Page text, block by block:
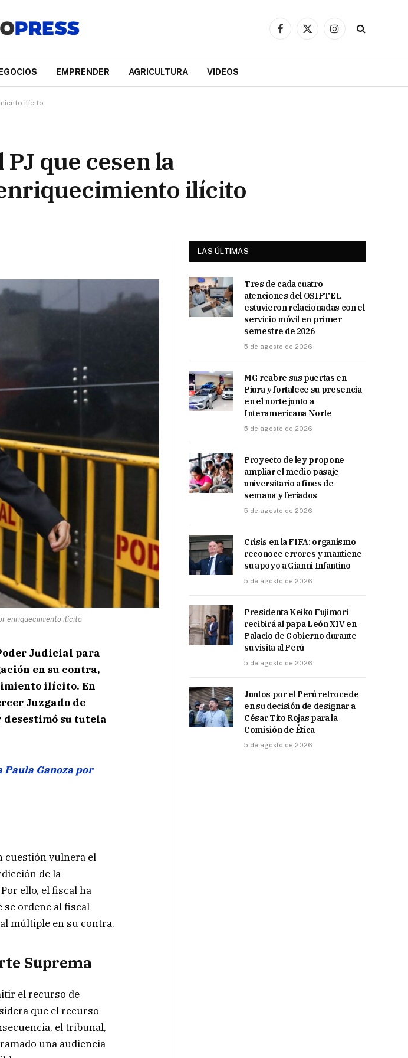
Facebook
X
Instagram
EMPRENDER AGRICULTURA VIDEOS
ilícito
que cesen la
ilícito
enriquecimiento ilícito
Judicial para
en su contra,
ilícito. En
Juzgado de
su tutela
Ganoza por
cuestión vulnera el
de la
ello, el fiscal ha
se ordene al fiscal
múltiple en su contra.
Suprema
el recurso de
que el recurso
el tribunal,
una audiencia
LAS ÚLTIMAS
Tres de cada cuatro
atenciones del OSIPTEL
estuvieron relacionadas con el
servicio móvil en primer
semestre de 2026
5 de agosto de 2026
MG reabre sus puertas en
Piura y fortalece su presencia
en el norte junto a
Interamericana Norte
5 de agosto de 2026
Proyecto de ley propone
ampliar el medio pasaje
universitario a fines de
semana y feriados
5 de agosto de 2026
Crisis en la FIFA: organismo
reconoce errores y mantiene
su apoyo a Gianni Infantino
5 de agosto de 2026
Presidenta Keiko Fujimori
recibirá al papa León XIV en
Palacio de Gobierno durante
su visita al Perú
5 de agosto de 2026
Juntos por el Perú retrocede
en su decisión de designar a
César Tito Rojas para la
Comisión de Ética
5 de agosto de 2026